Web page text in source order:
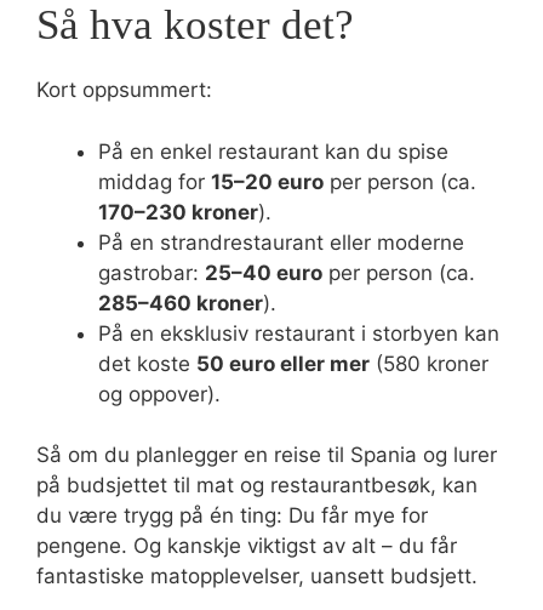
Så hva koster det?
Kort oppsummert:
På en enkel restaurant kan du spise
middag for 15–20 euro per person (ca.
170–230 kroner).
På en strandrestaurant eller moderne
gastrobar: 25–40 euro per person (ca.
285–460 kroner).
På en eksklusiv restaurant i storbyen kan
det koste 50 euro eller mer (580 kroner
og oppover).
Så om du planlegger en reise til Spania og lurer
på budsjettet til mat og restaurantbesøk, kan
du være trygg på én ting: Du får mye for
pengene. Og kanskje viktigst av alt – du får
fantastiske matopplevelser, uansett budsjett.